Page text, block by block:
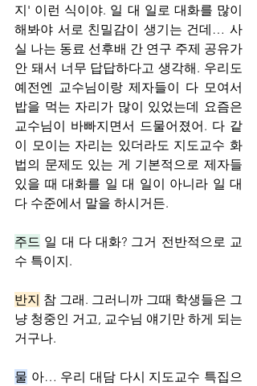
지' 이런 식이야. 일 대 일로 대화를 많이
해봐야 서로 친밀감이 생기는 건데… 사
실 나는 동료 선후배 간 연구 주제 공유가
안 돼서 너무 답답하다고 생각해. 우리도
예전엔 교수님이랑 제자들이 다 모여서
밥을 먹는 자리가 많이 있었는데 요즘은
교수님이 바빠지면서 드물어졌어. 다 같
이 모이는 자리는 있더라도 지도교수 화
법의 문제도 있는 게 기본적으로 제자들
있을 때 대화를 일 대 일이 아니라 일 대
다 수준에서 말을 하시거든.
주드 일 대 다 대화? 그거 전반적으로 교
수 특이지.
반지 참 그래. 그러니까 그때 학생들은 그
냥 청중인 거고, 교수님 얘기만 하게 되는
거구나.
물 아… 우리 대담 다시 지도교수 특집으